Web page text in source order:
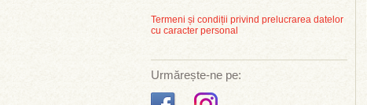
Termeni și condiții privind prelucrarea datelor
cu caracter personal
Urmărește-ne pe: